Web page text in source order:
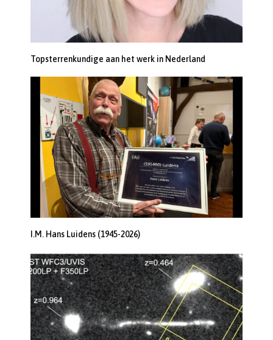
Topsterrenkundige aan het werk in Nederland
I.M. Hans Luidens (1945-2026)